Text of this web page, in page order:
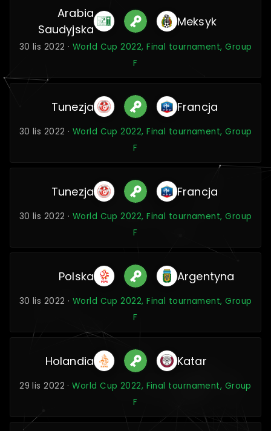
Arabia
Saudyjska
Meksyk
30 lis 2022 · World Cup 2022, Final tournament, Group
F
Tunezja Francja
30 lis 2022 · World Cup 2022, Final tournament, Group
F
Tunezja Francja
30 lis 2022 · World Cup 2022, Final tournament, Group
F
Polska Argentyna
30 lis 2022 · World Cup 2022, Final tournament, Group
F
Holandia Katar
29 lis 2022 ·World Cup 2022, Final tournament, Group
F